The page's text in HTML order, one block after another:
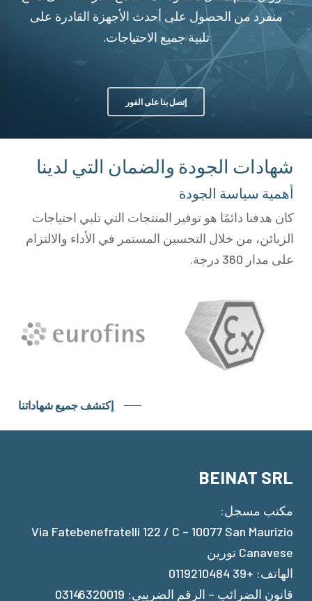
منفرد من الحصول على أحدث الأجهزة القادرة على
تلبية جميع الاحتياجات.
إتصل بنا على الفور
شهادات الجودة والضمان التي لدينا
أهمية سياسة الجودة
كان هدفنا دائمًا هو توفير المنتجات التي تلبي احتياجات
الزبائن، من خلال التحسين المستمر في الأداء والالتزام
على مدار 360 درجة.
إكتشف جميع شهاداتنا
BEINAT SRL
مكتب مسجل:
Via Fatebenefratelli 122 / C – 10077 San Maurizio
Canavese تورين
الهاتف: +39 0119210484
قانون الضرائب – الرقم الضريبي: 03146320019